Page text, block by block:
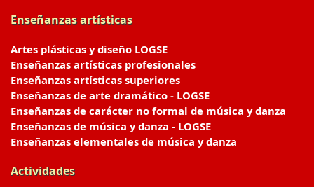
Enseñanzas artísticas
Artes plásticas y diseño LOGSE
Enseñanzas artísticas profesionales
Enseñanzas artísticas superiores
Enseñanzas de arte dramático - LOGSE
Enseñanzas de carácter no formal de música y danza
Enseñanzas de música y danza - LOGSE
Enseñanzas elementales de música y danza
Actividades